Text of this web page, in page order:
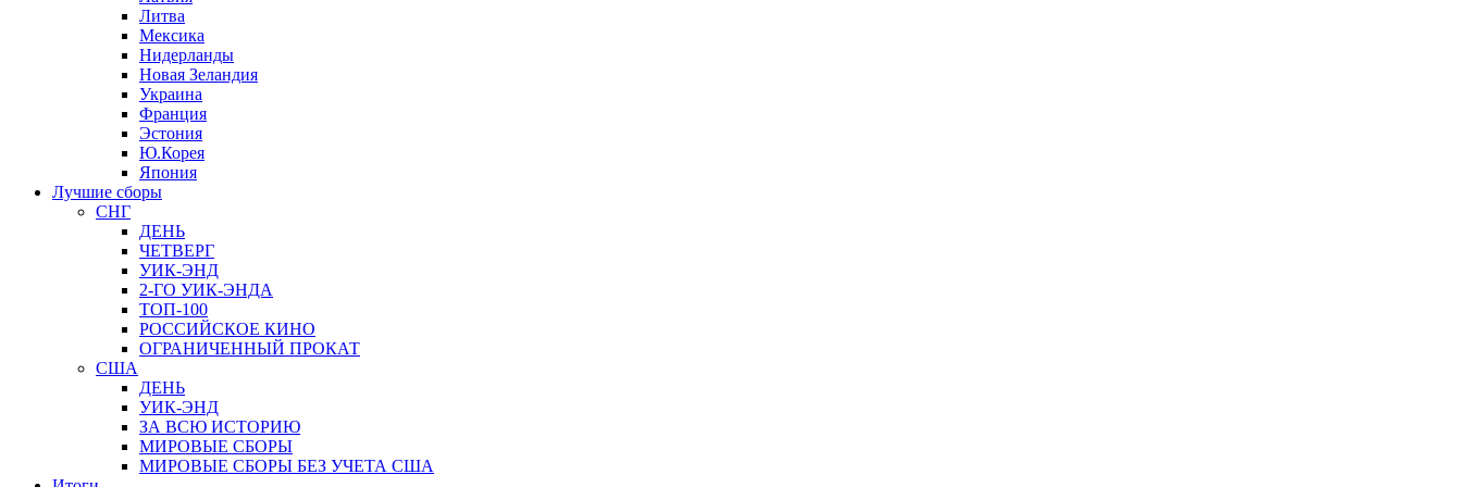
Литва
Мексика
Нидерланды
Новая Зеландия
Украина
Франция
Эстония
Ю.Корея
Япония
Лучшие сборы
СНГ
ДЕНЬ
ЧЕТВЕРГ
УИК-ЭНД
2-ГО УИК-ЭНДА
ТОП-100
РОССИЙСКОЕ КИНО
ОГРАНИЧЕННЫЙ ПРОКАТ
США
ДЕНЬ
УИК-ЭНД
ЗА ВСЮ ИСТОРИЮ
МИРОВЫЕ СБОРЫ
МИРОВЫЕ СБОРЫ БЕЗ УЧЕТА США